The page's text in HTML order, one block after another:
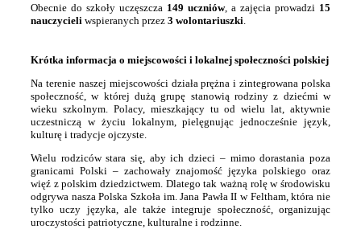
Obecnie do szkoły uczęszcza 149 uczniów, a zajęcia prowadzi 15
nauczycieli wspieranych przez 3 wolontariuszki
Krótka informacja o miejscowości i lokalnej społeczności polskiej
Na terenie naszej miejscowości działa prężna i zintegrowana polska
społeczność, w której dużą grupę stanowią rodziny z dziećmi w
wieku szkolnym. Polacy, mieszkający tu od wielu lat, aktywnie
uczestniczą w życiu lokalnym, pielęgnując jednocześnie język,
kulturę i tradycje ojczyste.
Wielu rodziców stara się, aby ich dzieci – mimo dorastania poza
granicami Polski – zachowały znajomość języka polskiego oraz
więź z polskim dziedzictwem. Dlatego tak ważną rolę w środowisku
odgrywa nasza Polska Szkoła im. Jana Pawła II w Feltham, która nie
tylko uczy języka, ale także integruje społeczność, organizując
uroczystości patriotyczne, kulturalne i rodzinne.